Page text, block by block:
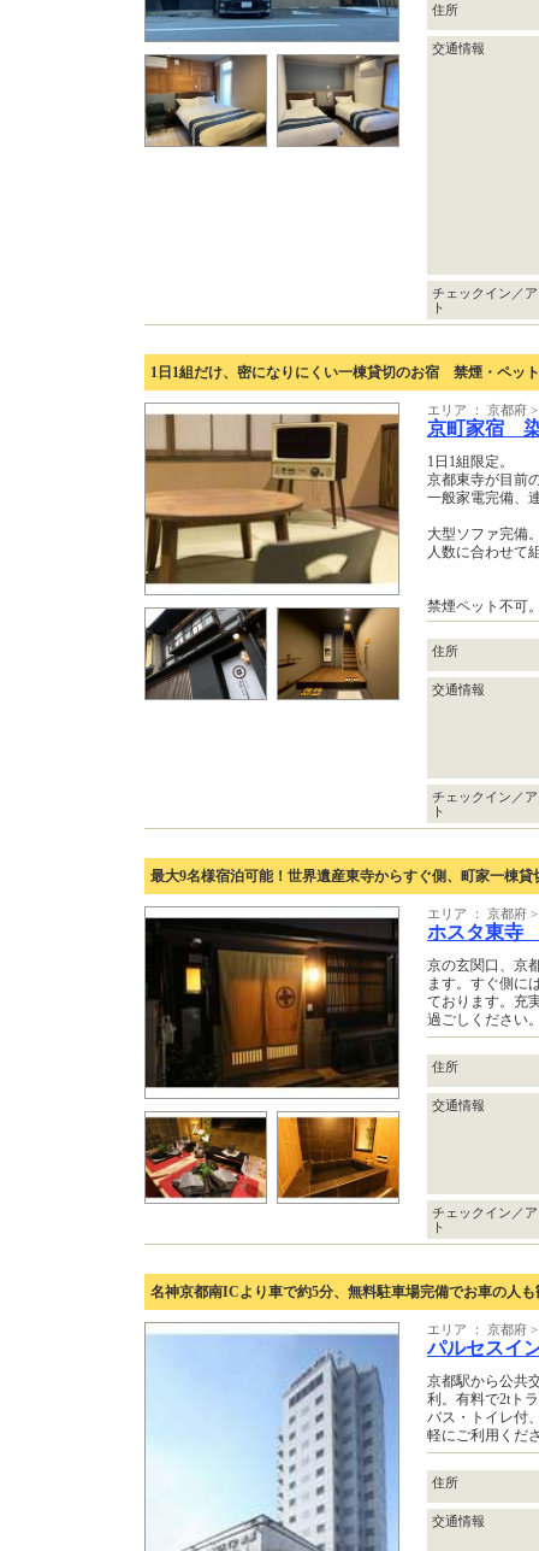
住所
交通情報
チェックイン／
ト
1日1組だけ、密になりにくい一棟貸切のお宿 禁煙・ペッ
エリア ： 京都府
京町家宿
1日1組限定。
京都東寺が目前
一般家電完備、
大型ソファ完備
人数に合わせて
禁煙ペット不可
住所
交通情報
チェックイン／
ト
最大9名様宿泊可能！世界遺産東寺からすぐ側、町家一棟貸
エリア ： 京都府
ホスタ東寺
京の玄関口、京
ます。すぐ側に
ております。充
過ごしください
住所
交通情報
チェックイン／
ト
名神京都南ICより車で約5分、無料駐車場完備でお車の人も
エリア ： 京都府
パルセスイ
京都駅から公共
利。有料で2tト
バス・トイレ付
軽にご利用くだ
住所
交通情報